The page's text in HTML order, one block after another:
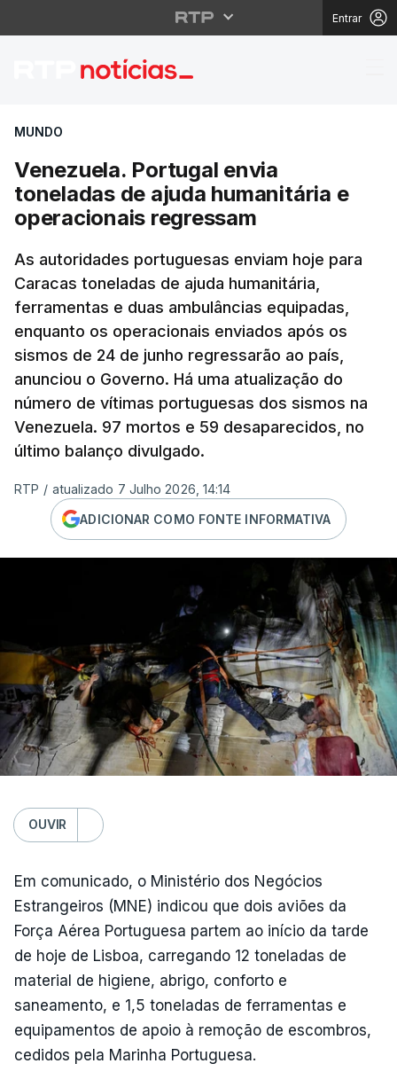
Entrar
Venezuela. Portugal
MUNDO
Venezuela. Portugal envia
toneladas de ajuda humanitária e
operacionais regressam
As autoridades portuguesas enviam hoje para
Caracas toneladas de ajuda humanitária,
ferramentas e duas ambulâncias equipadas,
enquanto os operacionais enviados após os
sismos de 24 de junho regressarão ao país,
anunciou o Governo. Há uma atualização do
número de vítimas portuguesas dos sismos na
Venezuela. 97 mortos e 59 desaparecidos, no
último balanço divulgado.
RTP / atualizado 7 Julho 2026, 14:14
ADICIONAR COMO FONTE INFORMATIVA
OUVIR
Em comunicado, o Ministério dos Negócios
Estrangeiros (MNE) indicou que dois aviões da
Força Aérea Portuguesa partem ao início da tarde
de hoje de Lisboa, carregando 12 toneladas de
material de higiene, abrigo, conforto e
saneamento, e 1,5 toneladas de ferramentas e
equipamentos de apoio à remoção de escombros,
cedidos pela Marinha Portuguesa.